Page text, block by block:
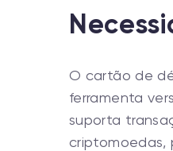
O cartão de
ferramenta
suporta
criptomoedas,